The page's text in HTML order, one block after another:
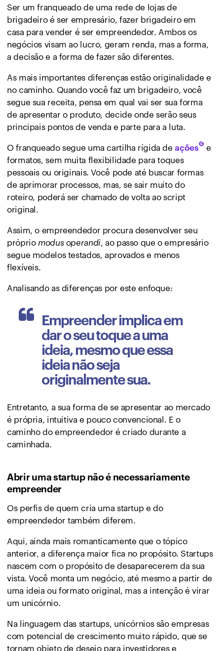
Ser um franqueado de uma rede de lojas de
brigadeiro é ser empresário, fazer brigadeiro em
casa para vender é ser empreendedor. Ambos os
negócios visam ao lucro, geram renda, mas a forma,
a decisão e a forma de fazer são diferentes.
As mais importantes diferenças estão originalidade e
no caminho. Quando você faz um brigadeiro, você
segue sua receita, pensa em qual vai ser sua forma
de apresentar o produto, decide onde serão seus
principais pontos de venda e parte para a luta.
O franqueado segue uma cartilha rígida deações
e
formatos, sem muita flexibilidade para toques
pessoais ou originais. Você pode até buscar formas
de aprimorar processos, mas, se sair muito do
roteiro, poderá ser chamado de volta ao script
original.
Assim, o empreendedor procura desenvolver seu
próprio modus operandi, ao passo que o empresário
segue modelos testados, aprovados e menos
flexíveis.
Analisando as diferenças por este enfoque:
Empreender implica em
dar o seu toque a uma
ideia, mesmo que essa
ideia não seja
originalmente sua.
Entretanto, a sua forma de se apresentar ao mercado
é própria, intuitiva e pouco convencional. E o
caminho do empreendedor é criado durante a
caminhada.
Abrir uma startup não é necessariamente
empreender
Os perfis de quem cria uma startup e do
empreendedor também diferem.
Aqui, ainda mais romanticamente que o tópico
anterior, a diferença maior fica no propósito. Startups
nascem com o propósito de desaparecerem da sua
vista. Você monta um negócio, até mesmo a partir de
uma ideia ou formato original, mas a intenção é virar
um unicórnio.
Na linguagem das startups, unicórnios são empresas
com potencial de crescimento muito rápido, que se
tornam objeto de desejo para investidores e